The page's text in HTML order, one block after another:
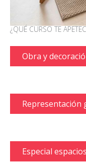
¿QUÉ CURSO TE
Obra y
Representación
Especial